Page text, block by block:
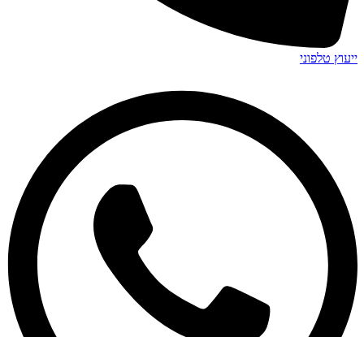
ייעוץ טלפוני